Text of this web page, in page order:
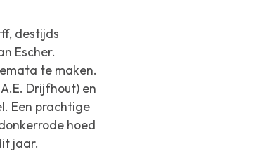
destijds
Escher.
te maken.
Drijfhout) en
. Een prachtige
hoed
jaar.